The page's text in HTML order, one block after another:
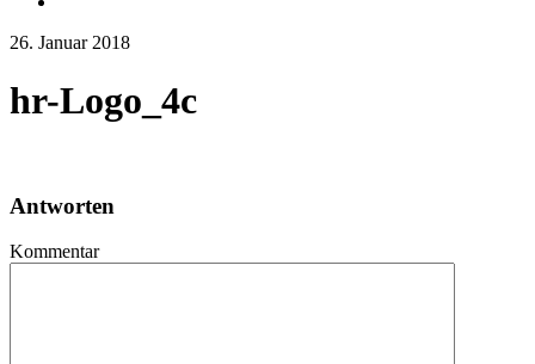
26. Januar 2018
hr-Logo_4c
Antworten
Kommentar